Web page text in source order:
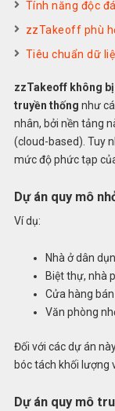
Tính năng độc
zzTakeoff phù
Tiêu chuẩn dữ
zzTakeoff không
truyền thống như
nhân, bởi nền tảng
(cloud-based). Tuy
mức độ phức tạp
Dự án quy mô
Ví dụ:
Nhà ở dân
Biệt thự, nhà
Cửa hàng bán
Văn phòng
Đối với các dự án
bóc tách khối lượng
Dự án quy mô